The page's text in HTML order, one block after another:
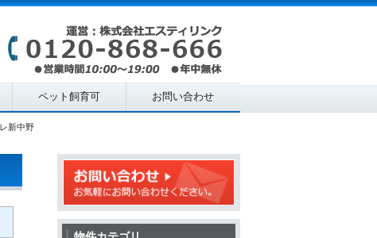
ペット飼育可 お問い合わせ
新中野